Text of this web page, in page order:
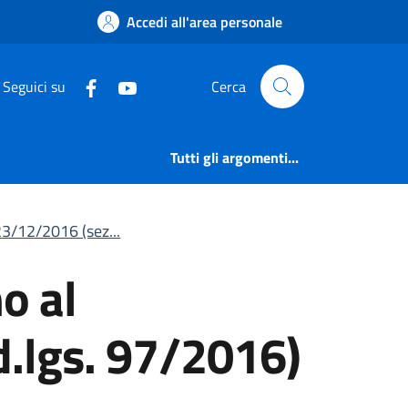
12/2016
Accedi all'area personale
Seguici su Cerca
Tutti gli argomenti...
12/2016 (sez...
al
97/2016)